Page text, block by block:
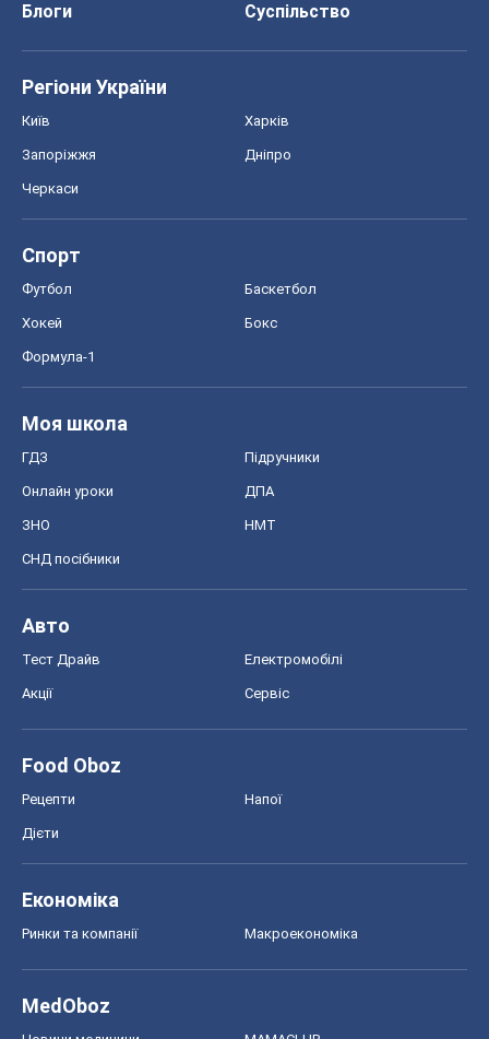
Блоги
Суспільство
Регіони України
Київ Харків
Запоріжжя Дніпро
Черкаси
Спорт
Футбол Баскетбол
Хокей Бокс
Формула-1
Моя школа
ГДЗ Підручники
Онлайн уроки ДПА
ЗНО НМТ
СНД посібники
Авто
Тест Драйв Електромобілі
Акції Сервіс
Food Oboz
Рецепти Напої
Дієти
Економіка
Ринки та компанії Макроекономіка
MedOboz